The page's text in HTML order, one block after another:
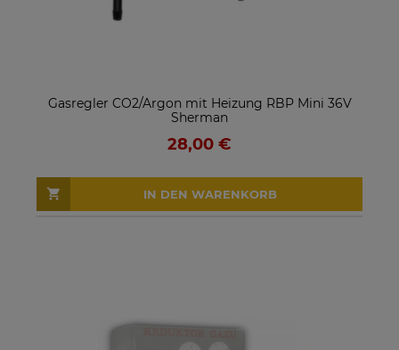
Gasregler CO2/Argon mit Heizung RBP Mini 36V
Sherman
28,00 €
IN DEN WARENKORB